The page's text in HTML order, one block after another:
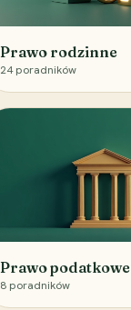
Prawo rodzinne
24 poradników
Prawo podatkowe
8 poradników